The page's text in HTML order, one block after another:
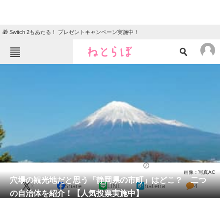
🎁 Switch 2もあたる！ プレゼントキャンペーン実施中！
クイズ
地域
住まい 教育・育児
動物 リサーチ
会員記事
穴場の観光地だと思う「静岡県の市町」はどこ？ 二つ
の自治体を紹介！【人気投票実施中】
画像：写真AC
X Share LINE hatena 4